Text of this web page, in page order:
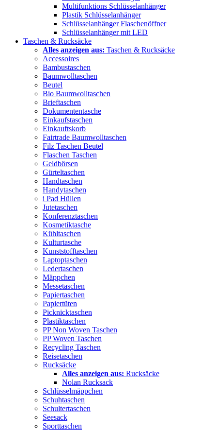
Multifunktions Schlüsselanhänger
Plastik Schlüsselanhänger
Schlüsselanhänger Flaschenöffner
Schlüsselanhänger mit LED
Taschen & Rucksäcke
Alles anzeigen aus: Taschen & Rucksäcke
Accessoires
Bambustaschen
Baumwolltaschen
Beutel
Bio Baumwolltaschen
Brieftaschen
Dokumententasche
Einkaufstaschen
Einkauftskorb
Fairtrade Baumwolltaschen
Filz Taschen Beutel
Flaschen Taschen
Geldbörsen
Gürteltaschen
Handtaschen
Handytaschen
i Pad Hüllen
Jutetaschen
Konferenztaschen
Kosmetiktasche
Kühltaschen
Kulturtasche
Kunststofftaschen
Laptoptaschen
Ledertaschen
Mäppchen
Messetaschen
Papiertaschen
Papiertüten
Picknicktaschen
Plastiktaschen
PP Non Woven Taschen
PP Woven Taschen
Recycling Taschen
Reisetaschen
Rucksäcke
Alles anzeigen aus: Rucksäcke
Nolan Rucksack
Schlüsselmäppchen
Schuhtaschen
Schultertaschen
Seesack
Sporttaschen